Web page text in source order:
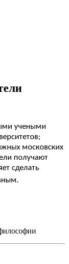
учеными
московских
получают
сделать